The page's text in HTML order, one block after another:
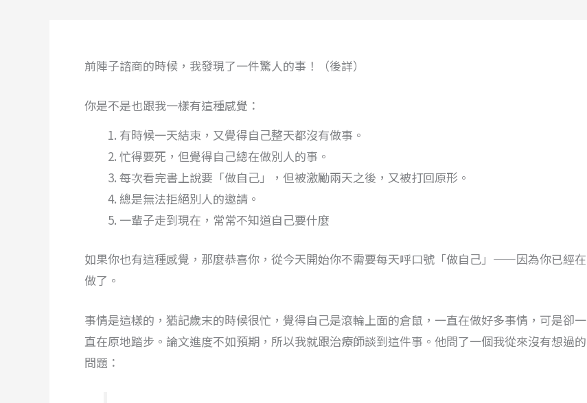
前陣子諮商的時候，我發現了一件驚人的事！（後詳）
你是不是也跟我一樣有這種感覺：
有時候一天結束，又覺得自己整天都沒有做事。
忙得要死，但覺得自己總在做別人的事。
每次看完書上說要「做自己」，但被激勵兩天之後，又被打回原形。
總是無法拒絕別人的邀請。
一輩子走到現在，常常不知道自己要什麼
如果你也有這種感覺，那麼恭喜你，從今天開始你不需要每天呼口號「做自己」——因為你已經在
做了。
事情是這樣的，猶記歲末的時候很忙，覺得自己是滾輪上面的倉鼠，一直在做好多事情，可是卻一
直在原地踏步。論文進度不如預期，所以我就跟治療師談到這件事。他問了一個我從來沒有想過的
問題：